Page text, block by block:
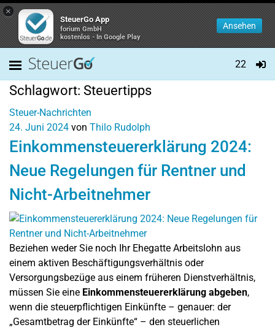
×
SteuerGo App
forium GmbH
kostenlos - In Google Play
Ansehen
22
Schlagwort: Steuertipps
Steuer-Nachrichten
24. Juni 2024 von Thilo Rudolph
Einkommensteuererklärung 2024:
Neue Regelungen für Rentner und
Nicht-Arbeitnehmer
Beziehen weder Sie noch Ihr Ehegatte Arbeitslohn aus
einem aktiven Beschäftigungsverhältnis oder
Versorgungsbezüge aus einem früheren Dienstverhältnis,
müssen Sie eine Einkommensteuererklärung abgeben,
wenn die steuerpflichtigen Einkünfte – genauer: der
„Gesamtbetrag der Einkünfte“ – den steuerlichen